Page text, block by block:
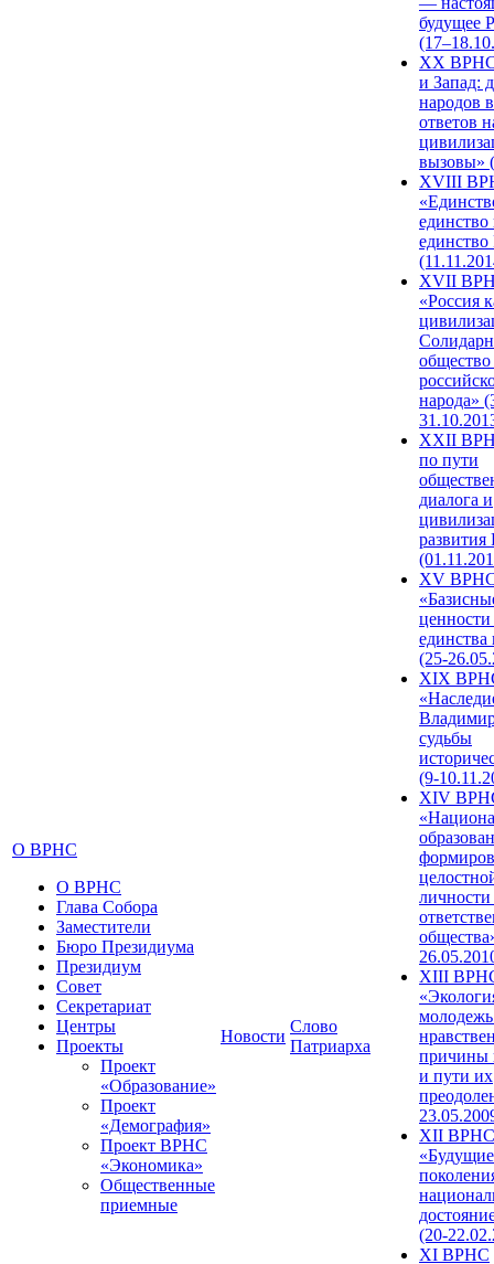
О ВРНС
О ВРНС
Глава Собора
Заместители
Бюро Президиума
Президиум
Совет
Секретариат
Центры
Проекты
Проект
«Образование»
Проект
«Демография»
Проект ВРНС
«Экономика»
Общественные
приемные
Новости
Слово
Патриарха
будущее
XX ВРНС
и Запад:
народов
ответов
вызовы»
XVIII
единство
единство
XVII
«Россия
народа»
XXII
по пути
диалога и
развития
XV
единства
(25-
XIX
судьбы
(9-
XIV
XIII
причины
и пути их
XII ВРНС
«Будущие
(20-
XI ВРНС